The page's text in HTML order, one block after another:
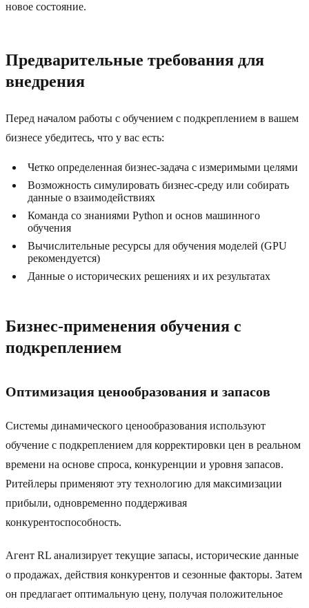
новое состояние.
Предварительные требования для
внедрения
Перед началом работы с обучением с подкреплением в вашем
бизнесе убедитесь, что у вас есть:
Четко определенная бизнес-задача с измеримыми целями
Возможность симулировать бизнес-среду или собирать
данные о взаимодействиях
Команда со знаниями Python и основ машинного
обучения
Вычислительные ресурсы для обучения моделей (GPU
рекомендуется)
Данные о исторических решениях и их результатах
Бизнес-применения обучения с
подкреплением
Оптимизация ценообразования и запасов
Системы динамического ценообразования используют
обучение с подкреплением для корректировки цен в реальном
времени на основе спроса, конкуренции и уровня запасов.
Ритейлеры применяют эту технологию для максимизации
прибыли, одновременно поддерживая
конкурентоспособность.
Агент RL анализирует текущие запасы, исторические данные
о продажах, действия конкурентов и сезонные факторы. Затем
он предлагает оптимальную цену, получая положительное